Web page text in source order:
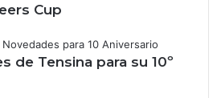
Cup
de Tensina para su 10º